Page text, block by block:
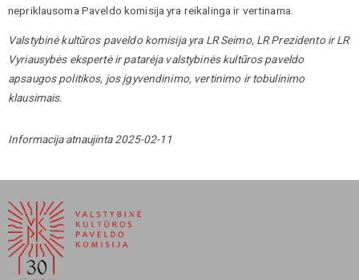
nepriklausoma Paveldo komisija yra reikalinga ir vertinama.
Valstybinė kultūros paveldo komisija yra LR Seimo, LR Prezidento ir LR
Vyriausybės ekspertė ir patarėja valstybinės kultūros paveldo
apsaugos politikos, jos įgyvendinimo, vertinimo ir tobulinimo
klausimais.
Informacija atnaujinta 2025-02-11